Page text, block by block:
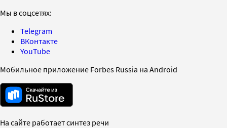
Мы в соцсетях:
Telegram
ВКонтакте
YouTube
Мобильное приложение Forbes Russia на Android
На сайте работает синтез речи